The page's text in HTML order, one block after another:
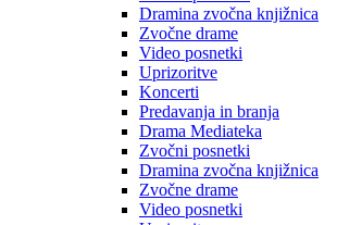
Dramina zvočna knjižnica
Zvočne drame
Video posnetki
Uprizoritve
Koncerti
Predavanja in branja
Drama Mediateka
Zvočni posnetki
Dramina zvočna knjižnica
Zvočne drame
Video posnetki